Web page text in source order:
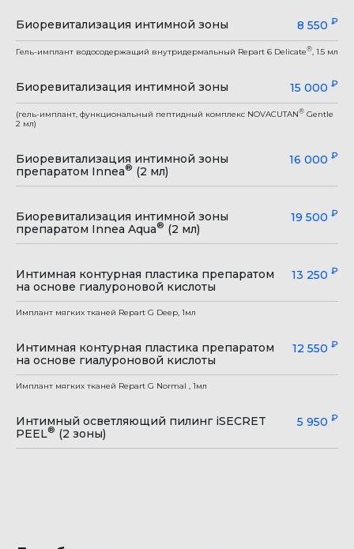
Биоревитализация интимной зоны 8 550 ₽
Гель-имплант водосодержащий внутридермальный Repart 6 Deliсate®, 1.5 мл
Биоревитализация интимной зоны 15 000 ₽
(гель-имплант, функциональный пептидный комплекс NOVACUTAN® Gentle
2 мл)
Биоревитализация интимной зоны
препаратом Innea® (2 мл)
16 000 ₽
Биоревитализация интимной зоны
препаратом Innea Aqua® (2 мл)
19 500 ₽
Интимная контурная пластика препаратом
на основе гиалуроновой кислоты
13 250 ₽
Имплант мягких тканей Repart G Deep, 1мл
Интимная контурная пластика препаратом
на основе гиалуроновой кислоты
12 550 ₽
Имплант мягких тканей Repart G Normal , 1мл
Интимный осветляющий пилинг iSECRET
PEEL® (2 зоны)
5 950 ₽